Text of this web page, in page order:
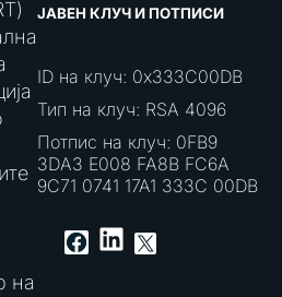
на
ЈАВЕН КЛУЧ И ПОТПИСИ
ID на клуч: 0x333C00DB
Тип на клуч: RSA 4096
Потпис на клуч: 0FB9
3DA3 E008 FA8B FC6A
9C71 0741 17A1 333C 00DB
Facebook
LinkedIn
X